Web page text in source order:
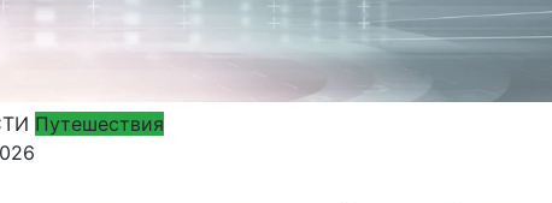
Путешествия